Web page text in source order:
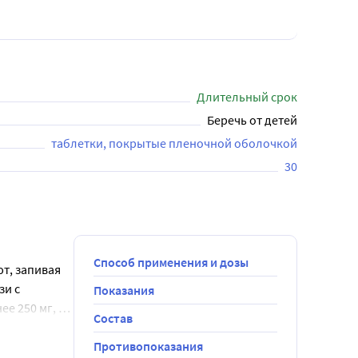
Длительный срок
Беречь от детей
таблетки, покрытые пленочной оболочкой
30
запивая
с
250 мг, а
составе
не
Способ применения и дозы
Показания
Состав
Противопоказания